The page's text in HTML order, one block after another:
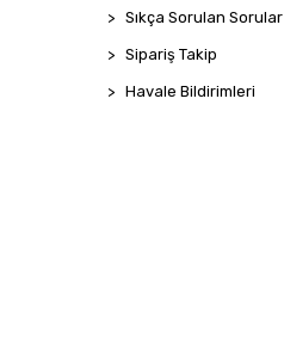
Sıkça Sorulan Sorular
Sipariş Takip
Havale Bildirimleri